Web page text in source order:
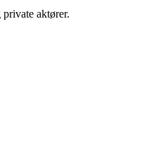
aktører.